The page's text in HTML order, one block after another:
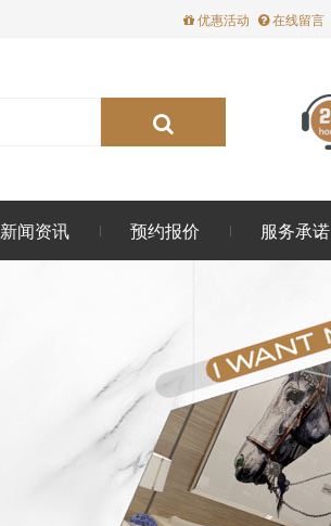
优惠活动 在线留言
新闻资讯 预约报价 服务承诺